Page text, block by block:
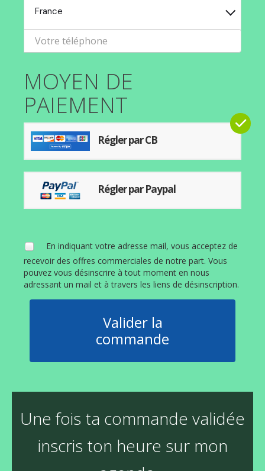
France
MOYEN DE
PAIEMENT
Régler par CB
Régler par Paypal
En indiquant votre adresse mail, vous acceptez de
recevoir des offres commerciales de notre part. Vous
pouvez vous désinscrire à tout moment en nous
adressant un mail et à travers les liens de désinscription.
Valider la
commande
Une fois ta commande validée
inscris ton heure sur mon